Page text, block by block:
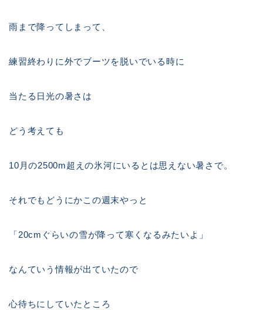
雨まで降ってしまって、
練習終わりに外でブーツを脱いでいる時に
当たる日光の暑さは
どう考えても
10月の2500m超えの氷河にいるとは思えない暑さで。
それでもどうにかこの週末やっと
「20cmぐらいの雪が降って寒くなるみたいよ」
なんていう情報が出ていたので
心待ちにしていたところ